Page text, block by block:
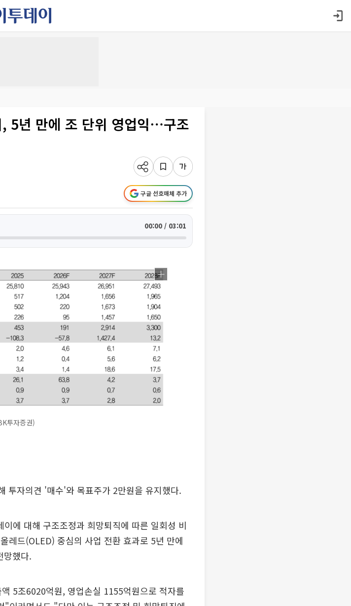
5년 만에 조 단위 영업익⋯구조
구글 선호매체 추가
00:00 / 03:01
투자증권)
투자의견 '매수'와 목표주가 2만원을 유지했다.
에 대해 구조조정과 희망퇴직에 따른 일회성 비
레드(OLED) 중심의 사업 전환 효과로 5년 만에
망했다.
5조6020억원, 영업손실 1155억원으로 적자를